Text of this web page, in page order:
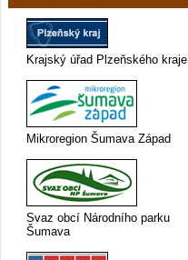
Krajský úřad Plzeňského kraje
Mikroregion Šumava Západ
Svaz obcí Národního parku
Šumava